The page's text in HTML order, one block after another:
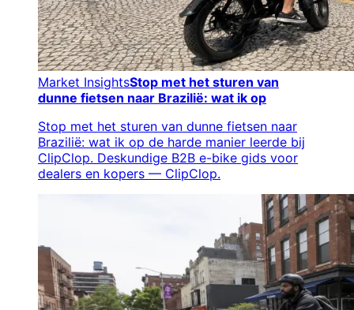
Market InsightsStop met het sturen van
dunne fietsen naar Brazilië: wat ik op
Stop met het sturen van dunne fietsen naar
Brazilië: wat ik op de harde manier leerde bij
ClipClop. Deskundige B2B e-bike gids voor
dealers en kopers — ClipClop.